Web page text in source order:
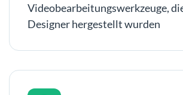
Videobearbeitungswerkzeuge,
Designer hergestellt wurden